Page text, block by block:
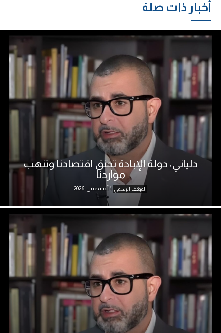
أخبار ذات صلة
دلياني: دولة الإبادة تخنق اقتصادنا وتنهب
مواردنا
الموقف الرسمي 4 أغسطس، 2026